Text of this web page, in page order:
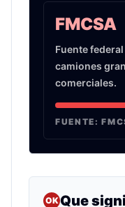
FMCSA
Fuente
camiones
comerciales.
FUENTE:
OKQue